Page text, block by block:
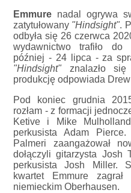
Emmure nadal ogrywa
zatytułowany "Hindsight".
odbyła się 26 czerwca
wydawnictwo trafiło do
później - 24 lipca - za
"Hindsight" znalazło
produkcję odpowiada
Pod koniec grudnia
rozłam - z formacji
Ketive i Mike
perkusista Adam
Palmeri zaangażował
dołączyli gitarzysta Josh
perkusista Josh Miller.
kwartet Emmure
niemieckim Oberhausen.